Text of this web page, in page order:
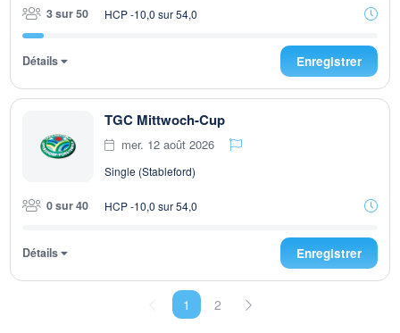
3 sur 50 HCP -10,0 sur 54,0
Détails Enregistrer
TGC Mittwoch-Cup
mer. 12 août 2026
Single (Stableford)
0 sur 40 HCP -10,0 sur 54,0
Détails Enregistrer
1 2